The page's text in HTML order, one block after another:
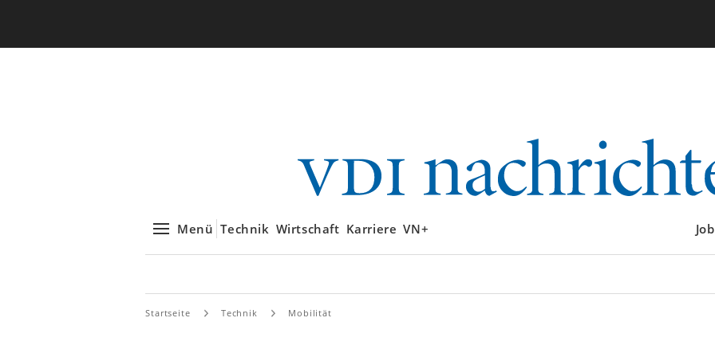
Menü Technik Wirtschaft Karriere VN+
Startseite Technik Mobilität